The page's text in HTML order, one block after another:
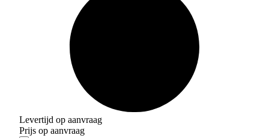
Levertijd op aanvraag
Prijs op aanvraag